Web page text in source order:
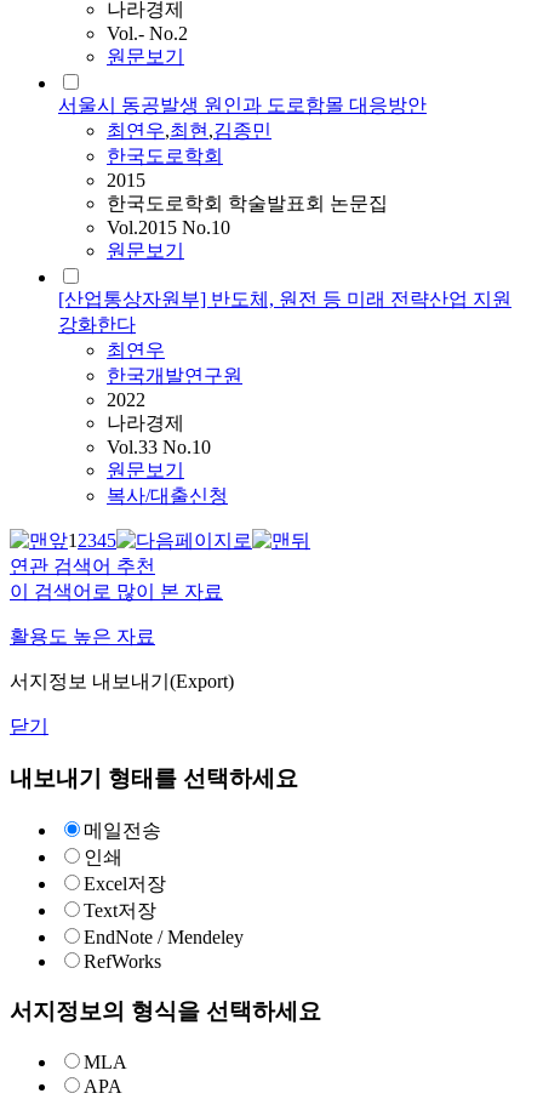
나라경제
Vol.- No.2
원문보기
서울시 동공발생 원인과 도로함몰 대응방안
최연우,최현,김종민
한국도로학회
2015
한국도로학회 학술발표회 논문집
Vol.2015 No.10
원문보기
[산업통상자원부] 반도체, 원전 등 미래 전략산업 지원
강화한다
최연우
한국개발연구원
2022
나라경제
Vol.33 No.10
원문보기
복사/대출신청
12345
연관 검색어 추천
이 검색어로 많이 본 자료
활용도 높은 자료
서지정보 내보내기(Export)
닫기
내보내기 형태를 선택하세요
메일전송
인쇄
Excel저장
Text저장
EndNote / Mendeley
RefWorks
서지정보의 형식을 선택하세요
MLA
APA